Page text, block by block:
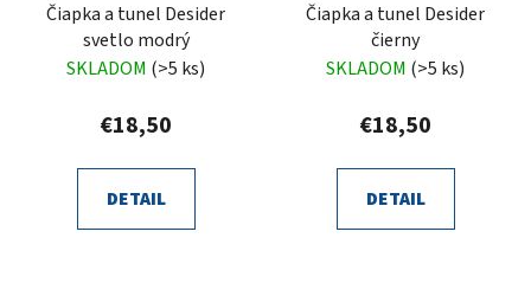
Čiapka a tunel Desider
svetlo modrý
SKLADOM (>5 ks)
€18,50
DETAIL
Čiapka a tunel Desider
čierny
SKLADOM (>5 ks)
€18,50
DETAIL